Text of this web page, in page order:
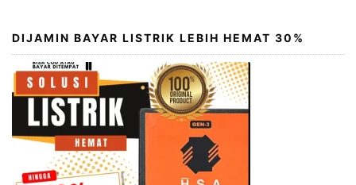
DIJAMIN BAYAR LISTRIK LEBIH HEMAT 30%